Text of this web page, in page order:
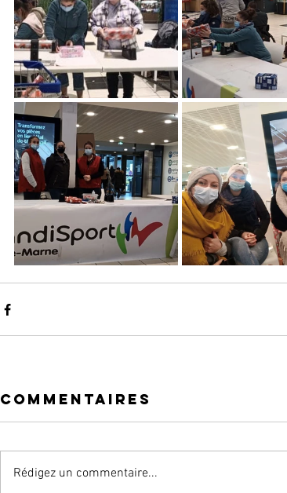
Commentaires
Rédigez un commentaire...